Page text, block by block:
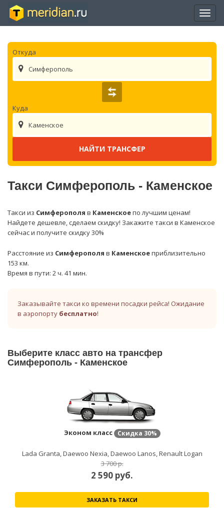
Откуда
Симферополь
Куда
Каменское
Такси Симферополь - Каменское
Такси из Симферополя в Каменскоепо лучшим ценам!
Найдете дешевле, сделаем скидку! Закажите такси в Каменское
сейчас и получите скидку 30%
Расстояние из Симферополя в Каменскоеприблизительно
153 км.
Время в пути: 2 ч. 41 мин.
Заказывайте такси ко времени посадки рейса! Ожидание
в аэропорту бесплатно!
Выберите класс авто на трансфер
Симферополь - Каменское
Эконом класс Скидка 30%
Lada Granta, Daewoo Nexia, Daewoo Lanos, Renault Logan
3 700 р.
2 590 руб.
ЗАКАЗАТЬ ТАКСИ